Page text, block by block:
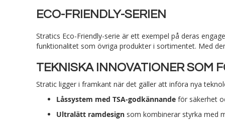
ECO-FRIENDLY-SERIEN
Stratics Eco-Friendly-serie är ett exempel på deras
funktionalitet som övriga produkter i sortimentet. Med
TEKNISKA INNOVATIONER SOM
Stratic ligger i framkant när det gäller att införa nya
Låssystem med TSA-godkännande för säkerhet
Ultralätt ramdesign som kombinerar styrka med